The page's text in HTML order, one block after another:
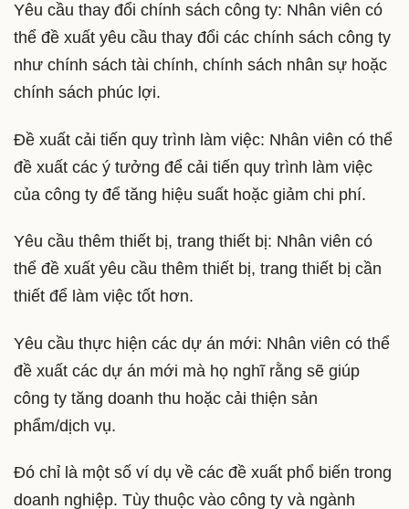
Yêu cầu thay đổi chính sách công ty: Nhân viên có
thể đề xuất yêu cầu thay đổi các chính sách công ty
như chính sách tài chính, chính sách nhân sự hoặc
chính sách phúc lợi.
Đề xuất cải tiến quy trình làm việc: Nhân viên có thể
đề xuất các ý tưởng để cải tiến quy trình làm việc
của công ty để tăng hiệu suất hoặc giảm chi phí.
Yêu cầu thêm thiết bị, trang thiết bị: Nhân viên có
thể đề xuất yêu cầu thêm thiết bị, trang thiết bị cần
thiết để làm việc tốt hơn.
Yêu cầu thực hiện các dự án mới: Nhân viên có thể
đề xuất các dự án mới mà họ nghĩ rằng sẽ giúp
công ty tăng doanh thu hoặc cải thiện sản
phẩm/dịch vụ.
Đó chỉ là một số ví dụ về các đề xuất phổ biến trong
doanh nghiệp. Tùy thuộc vào công ty và ngành